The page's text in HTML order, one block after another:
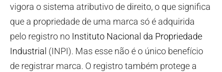
vigora o sistema atributivo de direito, o que significa
que a propriedade de uma marca só é adquirida
pelo registro no Instituto Nacional da Propriedade
Industrial (INPI). Mas esse não é o único benefício
de registrar marca. O registro também protege a